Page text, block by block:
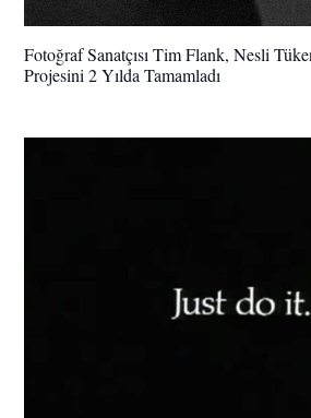
Fotoğraf Sanatçısı Tim Flank, Nesli
Projesini 2 Yılda Tamamladı